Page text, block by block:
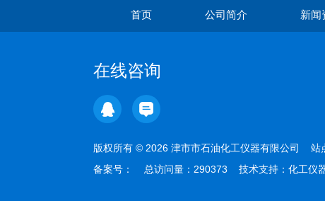
首页 公司简介 新闻
在线咨询
版权所有 © 2026 津市市石油化工仪器有限公司 站
备案号：
总访问量：290373 技术支持： 化工仪